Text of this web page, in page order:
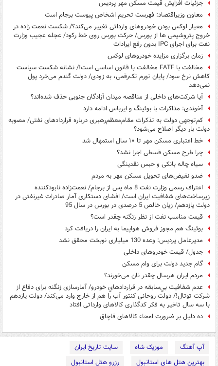
جزئیات افزایش قیمت مسکن مهر پردیس
معاون وزیراقتصاد: فهرست تحریم اشخاص پیوست برجام است
معیار لوکس بودن خودروهای وارداتی تغییر می‌کند؟/ شکست نعمت زاده در
خروج پتروشیمی ها از بورس/ حرکت بورس روی خط رکود/ عجله عجیب وزارت
نفت برای اجرای IPC بدون رفع ایرادات
زمان برگزاری مزایده خودروهای لوکس
مخالفت با FATF مخالفت با قانون اساسی است!/ نشانه شکست سیاست
کاهش نرخ سود/ پایان تورم تک‌رقمی، به زودی/ دولت گندم می‌خرد پول
نمی‌دهد
آیا شرکت‌های داخلی از مناقصه میدان آزادگان جنوبی حذف شده‌اند؟
آخوندی: مذاکرات با بوئینگ و ایرباس ادامه دارد
کم‌توجهی دولت به تذکرات مقام‌معظم‌رهبری درباره قراردادهای نفتی/ مصوبه
دولت بار دیگر اصلاح می‌شود؟
خط اعتباری مسکن مهر تا ۱۰ سال استمهال شد
چرا طرح مسکن قسطی اجرا نشد؟
سیاه چاله بانکی و حبس نقدینگی
ضدو نقیض‌های تحویل مسکن مهر به مردم
اعتراف رسمی وزارت نفت 8 ماه پس از برجام/ نعمت‌زاده نابودکننده
زیرساخت‌های شفافیت ایران است/ افشای دستکاری آمار صادرات غیرنفتی در
دولت یازدهم/ زیان خالص 5 درصدی در بورس در سال 95
قیمت مناسب نفت از نظر زنگنه چقدر است؟
بوئینگ هم مجوز فروش هواپیما به ایران را دریافت کرد
مدیرعامل پردیس: وعده 130 میلیاری نوبخت محقق نشد
جدول/ قیمت خودروهای داخلی
گام جدید دولت برای وام مسکن
مردم ایران هرسال چقدر نان می‌خورند؟
عدم شفافيت بي‌سابقه در قراردادهاي خودرو/ آمارسازی زنگنه برای دفاع از
شرکت توتال!/ دولت روحانی کنتور آب را هم از خارج وارد می‌کند/ دولت یازدهم
با سه سال تاخیر به فکر کدگذاری کالاهای وارداتی افتاد
ده دلیل بر ضرورت امحاء کالاهای قاچاق
آپ آهنگ موزیک شاه
سایت تاریخ ایران
بهترین هتل های استانبول
رزرو هتل استانبول